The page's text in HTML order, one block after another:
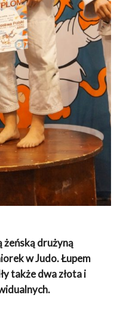
żeńską drużyną
w Judo. Łupem
także dwa złota i